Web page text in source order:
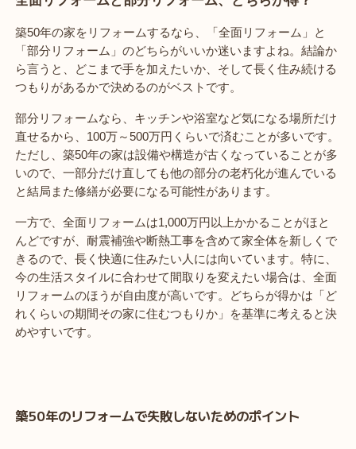
築50年の家をリフォームするなら、「全面リフォーム」と
「部分リフォーム」のどちらがいいか迷いますよね。結論か
ら言うと、どこまで手を加えたいか、そして長く住み続ける
つもりがあるかで決めるのがベストです。
部分リフォームなら、キッチンや浴室など気になる場所だけ
直せるから、100万～500万円くらいで済むことが多いです。
ただし、築50年の家は設備や構造が古くなっていることが多
いので、一部分だけ直しても他の部分の老朽化が進んでいる
と結局また修繕が必要になる可能性があります。
一方で、全面リフォームは1,000万円以上かかることがほと
んどですが、耐震補強や断熱工事を含めて家全体を新しくで
きるので、長く快適に住みたい人には向いています。特に、
今の生活スタイルに合わせて間取りを変えたい場合は、全面
リフォームのほうが自由度が高いです。どちらが得かは「ど
れくらいの期間その家に住むつもりか」を基準に考えると決
めやすいです。
築50年のリフォームで失敗しないためのポイント